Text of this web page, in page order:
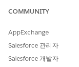
를 통해 에이전트가 최
항목을 검색할 때 고객
지할 수 있습니다.
COMMUNITY
AppExchange
Salesforce 관리자
Salesforce 개발자